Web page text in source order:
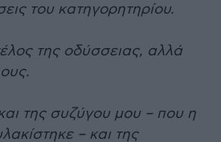
του κατηγορητηρίου.
της οδύσσειας, αλλά
της συζύγου μου – που η
– και της